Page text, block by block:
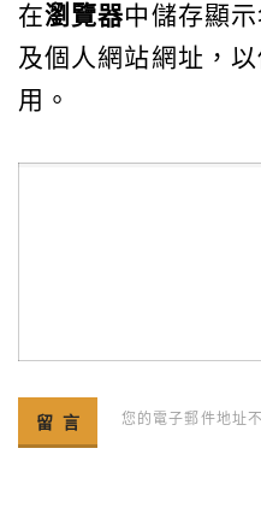
在瀏覽器中儲存顯
及個人網站網址，
用。
您的電子郵件地址